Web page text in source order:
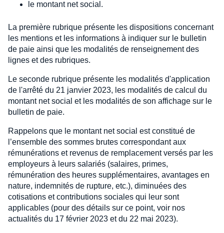
le montant net social.
La première rubrique présente les dispositions concernant
les mentions et les informations à indiquer sur le bulletin
de paie ainsi que les modalités de renseignement des
lignes et des rubriques.
Le seconde rubrique présente les modalités d'application
de l'arrêté du 21 janvier 2023, les modalités de calcul du
montant net social et les modalités de son affichage sur le
bulletin de paie.
Rappelons que le montant net social est constitué de
l’ensemble des sommes brutes correspondant aux
rémunérations et revenus de remplacement versés par les
employeurs à leurs salariés (salaires, primes,
rémunération des heures supplémentaires, avantages en
nature, indemnités de rupture, etc.), diminuées des
cotisations et contributions sociales qui leur sont
applicables (pour des détails sur ce point, voir nos
actualités du 17 février 2023 et du 22 mai 2023).